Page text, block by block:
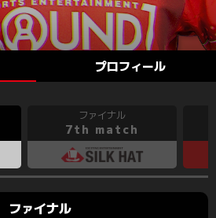
プロフィール
7th match